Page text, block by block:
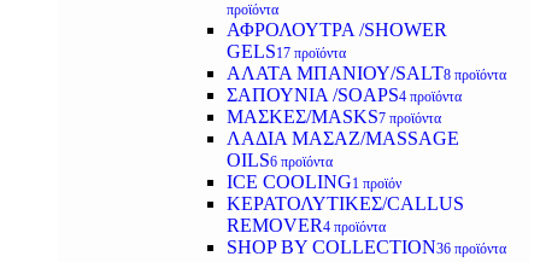
προϊόντα
ΑΦΡΟΛΟΥΤΡΑ /SHOWER
GELS17 προϊόντα
ΑΛΑΤΑ ΜΠΑΝΙΟΥ/SALT8 προϊόντα
ΣΑΠΟΥΝΙΑ /SOAPS4 προϊόντα
ΜΑΣΚΕΣ/MASKS7 προϊόντα
ΛΑΔΙΑ ΜΑΣΑΖ/MASSAGE
OILS6 προϊόντα
ICE COOLING1 προϊόν
ΚΕΡΑΤΟΛΥΤΙΚΕΣ/CALLUS
REMOVER4 προϊόντα
SHOP BY COLLECTION36 προϊόντα